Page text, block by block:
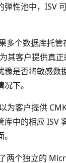
性池中，ISV
多个数据库托
其客户提供真
是否将敏感
下。
为客户提供
中的相应 ISV
两个独立的